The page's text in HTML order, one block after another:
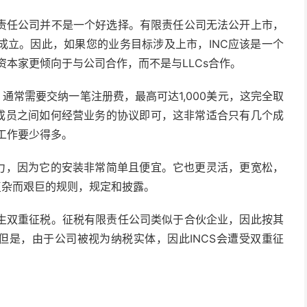
公司并不是一个好选择。有限责任公司无法公开上市，
。因此，如果您的业务目标涉及上市，INC应该是一个
家更倾向于与公司合作，而不是与LLCs合作。
常需要交纳一笔注册费，最高可达1,000美元，这完全取
之间如何经营业务的协议即可，这非常适合只有几个成
要少得多。
因为它的安装非常简单且便宜。它也更灵活，更宽松，
而艰巨的规则，规定和披露。
重征税。征税有限责任公司类似于合伙企业，因此按其
是，由于公司被视为纳税实体，因此INCS会遭受双重征